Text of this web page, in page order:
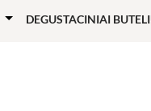
DEGUSTACINIAI